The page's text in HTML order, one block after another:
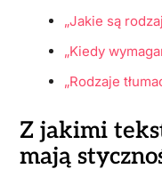
„Jakie są
„Kiedy
„Rodzaje
Z jakimi
mają